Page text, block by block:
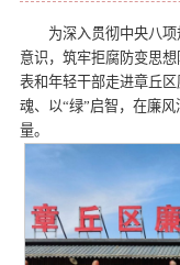
为深入贯彻中央八
意识，筑牢拒腐防变思
表和年轻干部走进章丘
魂、以“绿”启智，在廉
量。